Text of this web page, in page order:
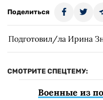
Поделиться
Подготовил/ла Ирина
СМОТРИТЕ СПЕЦТЕМУ:
Военные из